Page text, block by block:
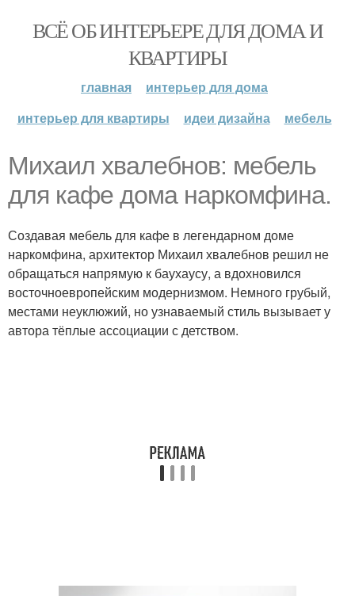
ВСЁ ОБ ИНТЕРЬЕРЕ ДЛЯ ДОМА И
КВАРТИРЫ
главная
интерьер для дома
интерьер для квартиры
идеи дизайна мебель
Михаил хвалебнов: мебель
для кафе дома наркомфина.
Создавая мебель для кафе в легендарном доме
наркомфина, архитектор Михаил хвалебнов решил не
обращаться напрямую к баухаусу, а вдохновился
восточноевропейским модернизмом. Немного грубый,
местами неуклюжий, но узнаваемый стиль вызывает у
автора тёплые ассоциации с детством.